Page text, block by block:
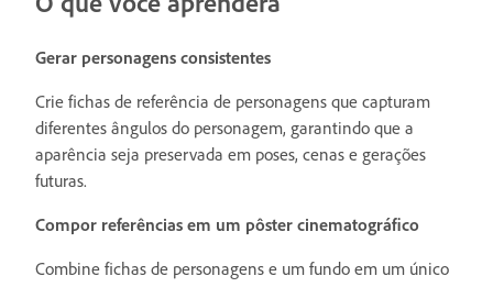
Gerar personagens consistentes
Crie fichas de referência de personagens que capturam
diferentes ângulos do personagem, garantindo que a
aparência seja preservada em poses, cenas e gerações
futuras.
Compor referências em um pôster cinematográfico
Combine fichas de personagens e um fundo em um único